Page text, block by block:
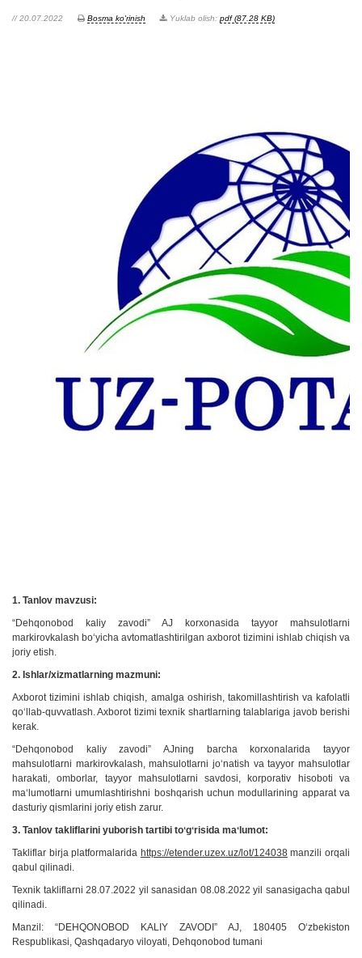
// 20.07.2022 Bosma ko'rinish Yuklab olish: pdf (87.28 KB)
1. Tanlov mavzusi:
“Dehqonobod kaliy zavodi” AJ korxonasida tayyor mahsulotlarni
markirovkalash boʻyicha avtomatlashtirilgan axborot tizimini ishlab chiqish va
joriy etish.
2. Ishlar/xizmatlarning mazmuni:
Axborot tizimini ishlab chiqish, amalga oshirish, takomillashtirish va kafolatli
qoʻllab-quvvatlash. Axborot tizimi texnik shartlarning talablariga javob berishi
kerak.
“Dehqonobod kaliy zavodi” AJning barcha korxonalarida tayyor
mahsulotlarni markirovkalash, mahsulotlarni joʻnatish va tayyor mahsulotlar
harakati, omborlar, tayyor mahsulotlarni savdosi, korporativ hisoboti va
maʻlumotlarni umumlashtirishni boshqarish uchun modullarining apparat va
dasturiy qismlarini joriy etish zarur.
3. Tanlov takliflarini yuborish tartibi toʻgʻrisida maʻlumot:
Takliflar birja platformalarida https://etender.uzex.uz/lot/124038manzili orqali
qabul qilinadi.
Texnik takliflarni 28.07.2022 yil sanasidan 08.08.2022 yil sanasigacha qabul
qilinadi.
Manzil: “DEHQONOBOD KALIY ZAVODI” AJ, 180405 Oʻzbekiston
Respublikasi, Qashqadaryo viloyati, Dehqonobod tumani